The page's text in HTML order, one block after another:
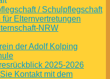
/ Schulpflegschaft
für Elternvertretungen
NRW
der Adolf Kolping
2025-2026
Kontakt mit dem